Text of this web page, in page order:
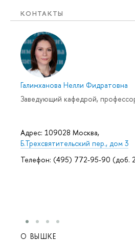
КОНТАКТЫ
Галимханова Нелли Фидратовна
Заведующий кафедрой,
Адрес: 109028 Москва,
Б.Трехсвятительский пер., дом 3
Телефон: (495) 772-95-90 (доб.
О ВЫШКЕ